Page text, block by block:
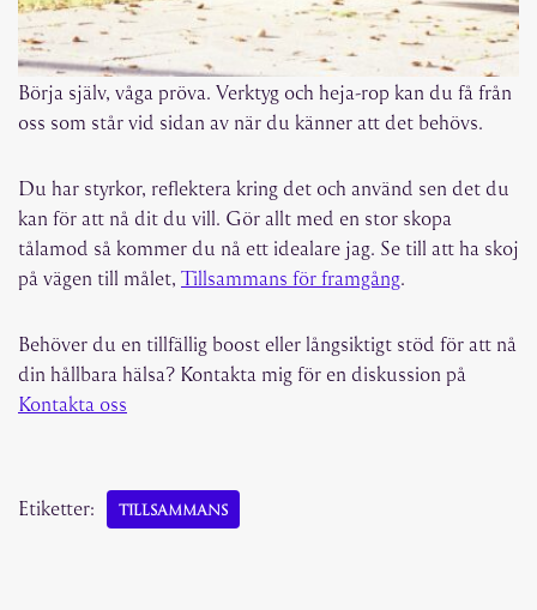
Börja själv, våga pröva. Verktyg och heja-rop kan du få från
oss som står vid sidan av när du känner att det behövs.
Du har styrkor, reflektera kring det och använd sen det du
kan för att nå dit du vill. Gör allt med en stor skopa
tålamod så kommer du nå ett idealare jag. Se till att ha skoj
på vägen till målet, Tillsammans för framgång.
Behöver du en tillfällig boost eller långsiktigt stöd för att nå
din hållbara hälsa? Kontakta mig för en diskussion på
Kontakta oss
Etiketter: TILLSAMMANS